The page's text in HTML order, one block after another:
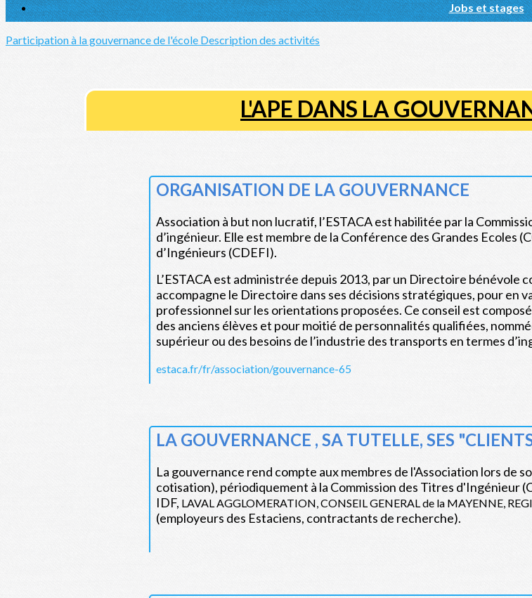
Jobs et stages
Participation à la gouvernance de l'école Description des activités
L'APE DANS LA
ORGANISATION DE LA GOUVERNANCE
Association à but non lucratif, l’ESTACA est habilitée par la
d’ingénieur. Elle est membre de la Conférence des Grandes Ecoles
d’Ingénieurs (CDEFI).
L’ESTACA est administrée depuis 2013, par un Directoire bénévole
accompagne le Directoire dans ses décisions stratégiques, pour en
professionnel sur les orientations proposées. Ce conseil est
des anciens élèves et pour moitié de personnalités qualifiées,
supérieur ou des besoins de l’industrie des transports en termes
Pour plus
estaca.fr/fr/association/gouvernance-65
LA GOUVERNANCE , SA TUTELLE, SES
La gouvernance rend compte aux membres de l'Association lors de
cotisation), périodiquement à la Commission des Titres d'Ingénieur
IDF, LAVAL AGGLOMERATION, CONSEIL GENERAL de la MAYENNE,
(employeurs des Estaciens, contractants de recherche).